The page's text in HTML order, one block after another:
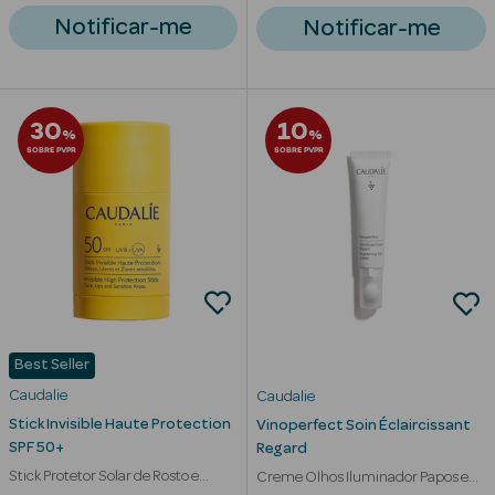
Perfumes
Notificar-me Notificar-me
30%
SOBRE PVPR
Best Seller
Caudalie
Stick Invisible Haute Protection
SPF 50+
Stick Protetor Solar de Rosto e
10%
SOBRE PVPR
Caudalie
Vinoperfect Soin Éclaircissant
Regard
Creme Olhos Iluminador Papos e